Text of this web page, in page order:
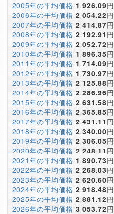
2005年の平均価格 1,926.09
2006年の平均価格 2,054.22
2007年の平均価格 2,414.87
2008年の平均価格 2,192.91
2009年の平均価格 2,052.72
2010年の平均価格 1,896.35
2011年の平均価格 1,714.09
2012年の平均価格 1,730.97
2013年の平均価格 2,125.88
2014年の平均価格 2,286.96
2015年の平均価格 2,631.58
2016年の平均価格 2,365.85
2017年の平均価格 2,431.11
2018年の平均価格 2,340.00
2019年の平均価格 2,306.05
2020年の平均価格 2,248.11
2021年の平均価格 1,890.73
2022年の平均価格 2,268.03
2023年の平均価格 2,620.60
2024年の平均価格 2,918.48
2025年の平均価格 2,881.12
2026年の平均価格 3,053.72